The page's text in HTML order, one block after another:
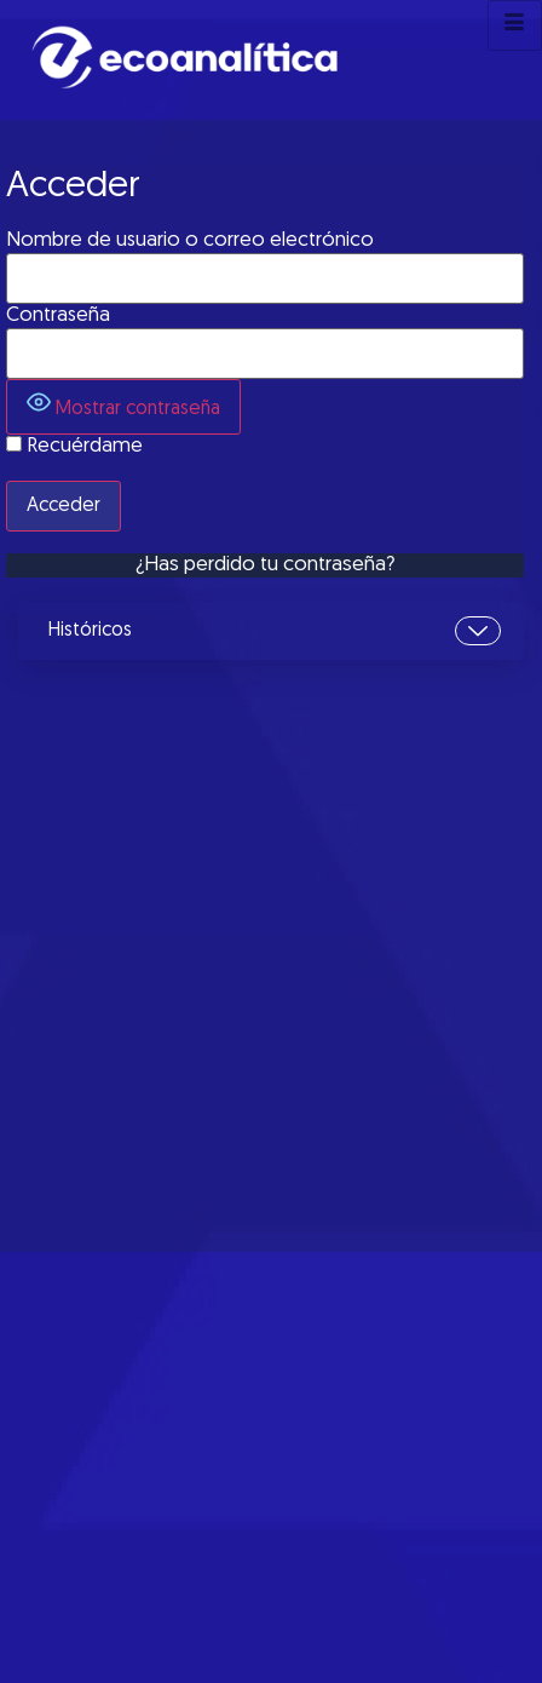
Acceder
Nombre de usuario o correo electrónico
Contraseña
Mostrar contraseña
Recuérdame
¿Has perdido tu contraseña?
Históricos